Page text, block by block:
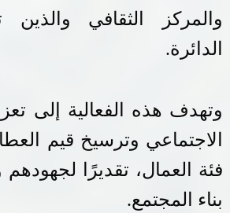
خدمات الموظفينوالمركز الثقافي
الدائرة.
وتهدف هذه الفعالية إلى
الاجتماعي وترسيخ قيم
فئة العمال، تقديرًا لجهودهم
بناء المجتمع.